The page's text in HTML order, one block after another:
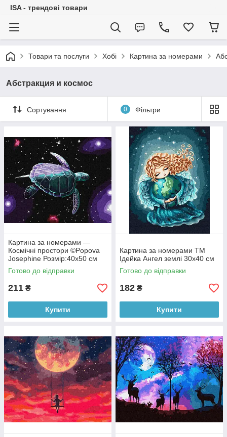
ISA - трендові товари
Товари та послуги Хобі Картина за номерами
Абстракция и космос
Сортування 0 Фільтри
Картина за номерами —
Космічні простори ©Popova
Josephine Розмір:40х50 см
Готово до відправки
211 ₴
Купити
Картина за номерами ТМ
Ідейка Ангел землі 30х40 см
Готово до відправки
182 ₴
Купити